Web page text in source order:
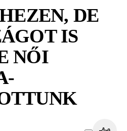
DE
IS
NŐI